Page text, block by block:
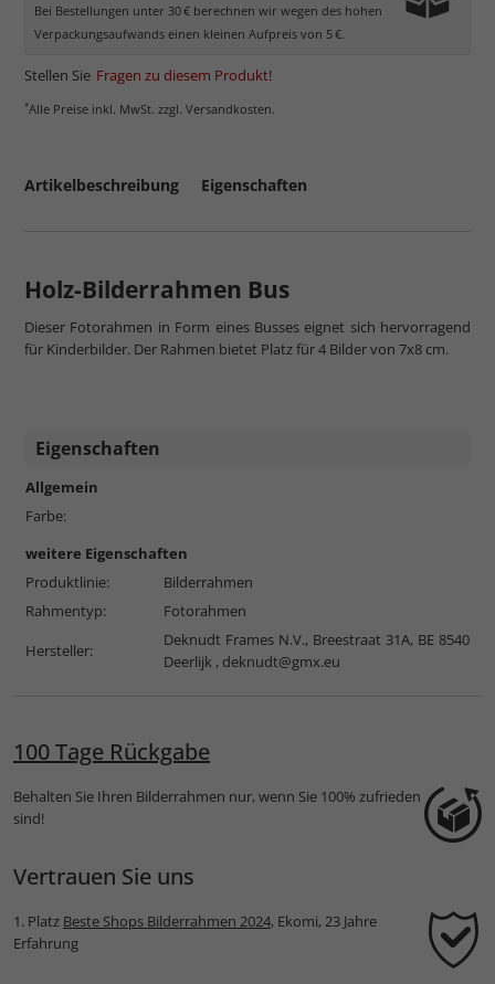
Bei Bestellungen unter 30 € berechnen wir wegen des hohen
Verpackungsaufwands einen kleinen Aufpreis von 5 €.
Stellen Sie Fragen zu diesem Produkt!
*Alle Preise inkl. MwSt. zzgl. Versandkosten.
Artikelbeschreibung Eigenschaften
Holz-Bilderrahmen Bus
Dieser Fotorahmen in Form eines Busses eignet sich hervorragend
für Kinderbilder. Der Rahmen bietet Platz für 4 Bilder von 7x8 cm.
Eigenschaften
Allgemein
Farbe:
weitere Eigenschaften
Produktlinie:
Bilderrahmen
Rahmentyp:
Fotorahmen
Hersteller:
Deknudt Frames N.V., Breestraat 31A, BE 8540
Deerlijk , deknudt@gmx.eu
100 Tage Rückgabe
Behalten Sie Ihren Bilderrahmen nur, wenn Sie 100% zufrieden
sind!
Vertrauen Sie uns
1. Platz Beste Shops Bilderrahmen 2024, Ekomi, 23 Jahre
Erfahrung